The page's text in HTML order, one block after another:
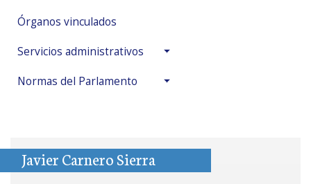
Órganos vinculados
Servicios administrativos
Normas del Parlamento
Javier Carnero Sierra